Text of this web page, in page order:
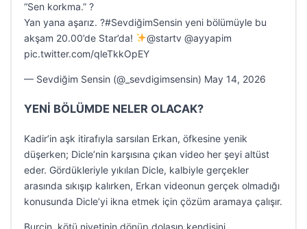
“Sen korkma.” ?
Yan yana aşarız. ?#SevdiğimSensin yeni bölümüyle bu
akşam 20.00’de Star’da!
@startv @ayyapim
pic.twitter.com/qleTkkOpEY
— Sevdiğim Sensin (@_sevdigimsensin) May 14, 2026
YENİ BÖLÜMDE NELER OLACAK?
Kadir’in aşk itirafıyla sarsılan Erkan, öfkesine yenik
düşerken; Dicle’nin karşısına çıkan video her şeyi altüst
eder. Gördükleriyle yıkılan Dicle, kalbiyle gerçekler
arasında sıkışıp kalırken, Erkan videonun gerçek olmadığı
konusunda Dicle’yi ikna etmek için çözüm aramaya çalışır.
Burçin, kötü niyetinin dönüp dolaşıp kendisini